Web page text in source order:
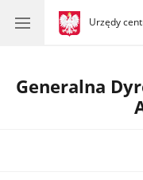
gov.pl
Urzędy
gov.pl
Urzędy
Generalna